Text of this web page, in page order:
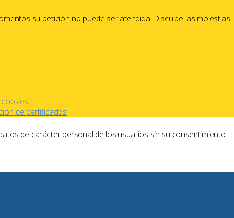
su petición no puede ser atendida. Disculpe las molestias.
de certificados
de carácter personal de los usuarios sin su consentimiento.